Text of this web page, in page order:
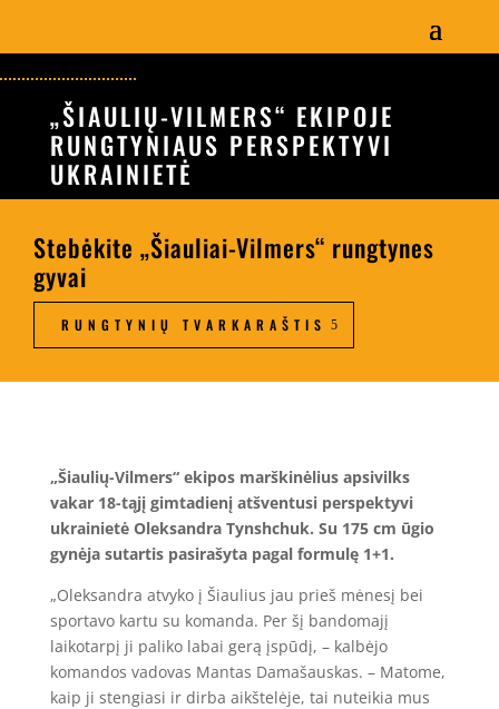
„ŠIAULIŲ-VILMERS“ EKIPOJE
RUNGTYNIAUS PERSPEKTYVI
UKRAINIETĖ
Stebėkite „Šiauliai-Vilmers“ rungtynes
gyvai
RUNGTYNIŲ TVARKARAŠTIS
„Šiaulių-Vilmers“ ekipos marškinėlius apsivilks
vakar 18-tąjį gimtadienį atšventusi perspektyvi
ukrainietė Oleksandra Tynshchuk. Su 175 cm ūgio
gynėja sutartis pasirašyta pagal formulę 1+1.
„Oleksandra atvyko į Šiaulius jau prieš mėnesį bei
sportavo kartu su komanda. Per šį bandomajį
laikotarpį ji paliko labai gerą įspūdį, – kalbėjo
komandos vadovas Mantas Damašauskas. – Matome,
kaip ji stengiasi ir dirba aikštelėje, tai nuteikia mus